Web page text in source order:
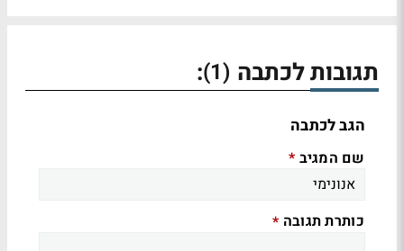
תגובות לכתבה (1)
:
הגב לכתבה
שם המגיב *
כותרת תגובה *